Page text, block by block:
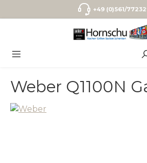
Zum Hauptinhalt springen
+49 (0)561/
Weber Q1100N